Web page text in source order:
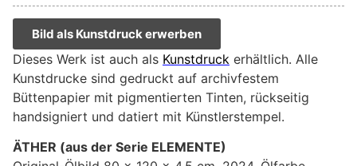
Bild als Kunstdruck erwerben
Dieses Werk ist auch als Kunstdruck erhältlich. Alle
Kunstdrucke sind gedruckt auf archivfestem
Büttenpapier mit pigmentierten Tinten, rückseitig
handsigniert und datiert mit Künstlerstempel.
ÄTHER (aus der Serie ELEMENTE)